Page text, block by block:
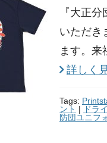
『大正
いただき
ます。
詳しく
Tags:
ント | ドラ
防団ユニフ